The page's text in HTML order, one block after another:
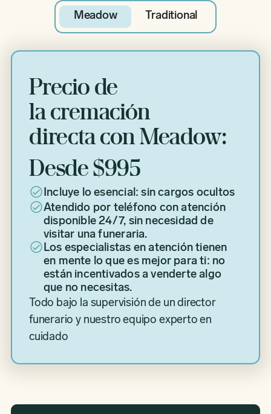
Meadow Traditional
Precio de
la cremación
directa con Meadow:
Desde $995
Incluye lo esencial: sin cargos ocultos
Atendido por teléfono con atención
disponible 24/7, sin necesidad de
visitar una funeraria.
Los especialistas en atención tienen
en mente lo que es mejor para ti: no
están incentivados a venderte algo
que no necesitas.
Todo bajo la supervisión de un director
funerario y nuestro equipo experto en
cuidado